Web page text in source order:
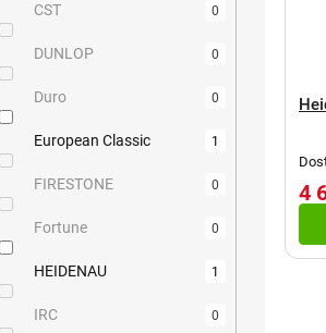
CST 0
DUNLOP 0
Duro 0
European Classic 1
FIRESTONE 0
Fortune 0
HEIDENAU 1
IRC 0
4